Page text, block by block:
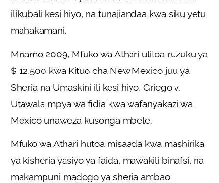
ilikubali kesi hiyo, na tunajiandaa kwa siku yetu
mahakamani.
Mnamo 2009, Mfuko wa Athari ulitoa ruzuku ya
$ 12,500 kwa Kituo cha New Mexico juu ya
Sheria na Umaskini ili kesi hiyo, Griego v.
Utawala mpya wa fidia kwa wafanyakazi wa
Mexico unaweza kusonga mbele.
Mfuko wa Athari hutoa misaada kwa mashirika
ya kisheria yasiyo ya faida, mawakili binafsi, na
makampuni madogo ya sheria ambao